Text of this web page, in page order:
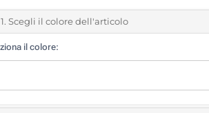
1. Scegli il colore dell'articolo
il colore: